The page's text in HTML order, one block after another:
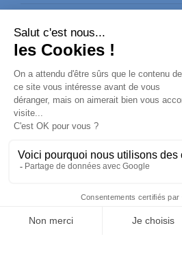
Ateliers Cours de chant en Entreprise
Cours de chant Privé pour vos Événements